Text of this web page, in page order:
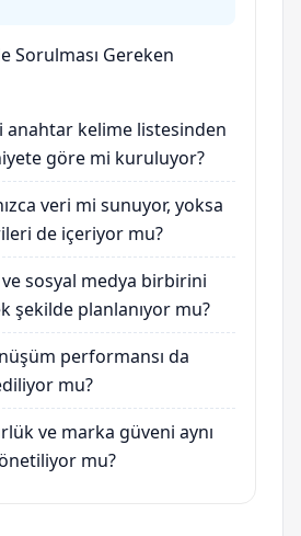
Sorulması Gereken
anahtar kelime listesinden
göre mi kuruluyor?
veri mi sunuyor, yoksa
de içeriyor mu?
ve sosyal medya birbirini
şekilde planlanıyor mu?
performansı da
mu?
ve marka güveni aynı
mu?